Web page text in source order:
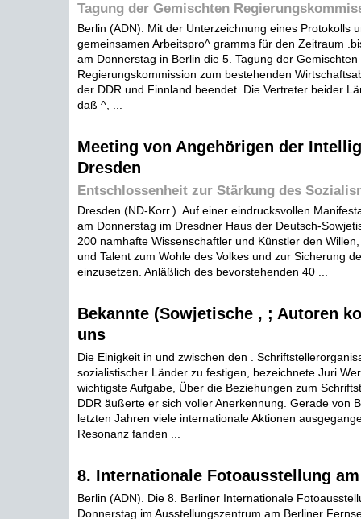
Tagung der Gemischten
Berlin (ADN). Mit der Unterzeichnung eines Protokolls
gemeinsamen Arbeitspro^ gramms für den Zeitraum
am Donnerstag in Berlin die 5. Tagung der Gemischten
Regierungskommission zum bestehenden
der DDR und Finnland beendet. Die Vertreter beider
daß ^, ...
Meeting von Angehörigen der
Dresden
Entschlossenheit zur Stärkung des
Dresden (ND-Korr.). Auf einer eindrucksvollen
am Donnerstag im Dresdner Haus der Deutsch-
200 namhafte Wissenschaftler und Künstler den
und Talent zum Wohle des Volkes und zur Sicherung
einzusetzen. Anläßlich des bevorstehenden 40 ...
Bekannte (Sowjetische , ; Autoren
uns
Die Einigkeit in und zwischen den .
sozialistischer Länder zu festigen, bezeichnete Juri
wichtigste Aufgabe, Über die Beziehungen zum
DDR äußerte er sich voller Anerkennung. Gerade von
letzten Jahren viele internationale Aktionen
Resonanz fanden ...
8. Internationale Fotoausstellung
Berlin (ADN). Die 8. Berliner Internationale
Donnerstag im Ausstellungszentrum am Berliner